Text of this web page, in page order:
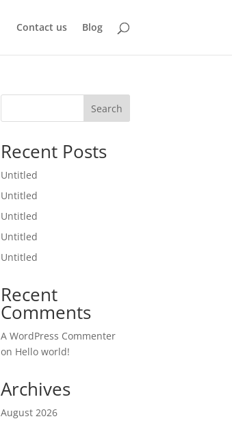
Contact us Blog
Search
Recent Posts
Untitled
Untitled
Untitled
Untitled
Untitled
Recent
Comments
A WordPress Commenter
on Hello world!
Archives
August 2026